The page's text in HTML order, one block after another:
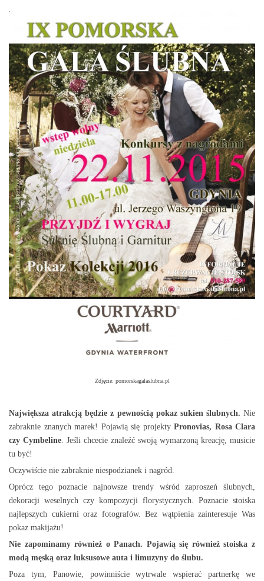
Zdjęcie: pomorskagalaslubna.pl
Największa atrakcją będzie z pewnością pokaz sukien ślubnych. Nie
zabraknie znanych marek! Pojawią się projekty Pronovias, Rosa Clara
czy Cymbeline. Jeśli chcecie znaleźć swoją wymarzoną kreację, musicie
tu być!
Oczywiście nie zabraknie niespodzianek i nagród.
Oprócz tego poznacie najnowsze trendy wśród zaproszeń ślubnych,
dekoracji weselnych czy kompozycji florystycznych. Poznacie stoiska
najlepszych cukierni oraz fotografów. Bez wątpienia zainteresuje Was
pokaz makijażu!
Nie zapominamy również o Panach. Pojawią się również stoiska z
modą męską oraz luksusowe auta i limuzyny do ślubu.
Poza tym, Panowie, powinniście wytrwale wspierać partnerkę we